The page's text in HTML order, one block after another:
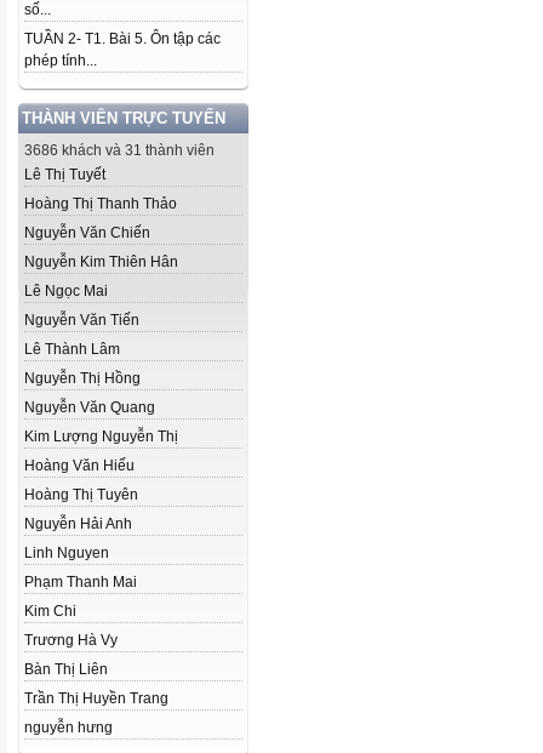
số...
TUẦN 2- T1. Bài 5. Ôn tập các
phép tính...
THÀNH VIÊN TRỰC TUYẾN
3686 khách và 31 thành viên
Lê Thị Tuyết
Hoàng Thị Thanh Thảo
Nguyễn Văn Chiến
Nguyễn Kim Thiên Hân
Lê Ngọc Mai
Nguyễn Văn Tiến
Lê Thành Lâm
Nguyễn Thị Hồng
Nguyễn Văn Quang
Kim Lượng Nguyễn Thị
Hoàng Văn Hiếu
Hoàng Thị Tuyên
Nguyễn Hải Anh
Linh Nguyen
Phạm Thanh Mai
Kim Chi
Trương Hà Vy
Bàn Thị Liên
Trần Thị Huyền Trang
nguyễn hưng